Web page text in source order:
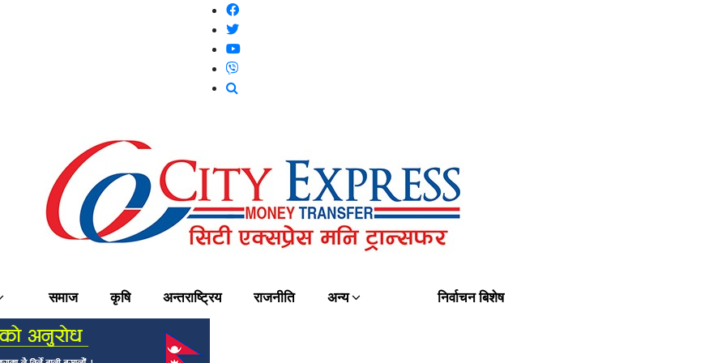
समाज कृषि अन्तराष्ट्रिय राजनीति अन्य निर्वाचन बिशेष